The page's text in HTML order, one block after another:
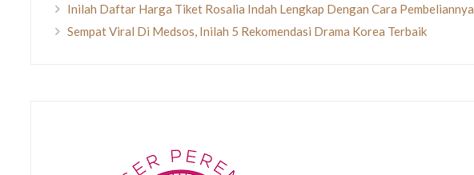
Inilah Daftar Harga Tiket Rosalia Indah Lengkap Dengan Cara Pembeliannya
Sempat Viral Di Medsos, Inilah 5 Rekomendasi Drama Korea Terbaik